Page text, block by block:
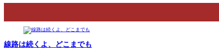
線路は続くよ、どこまでも